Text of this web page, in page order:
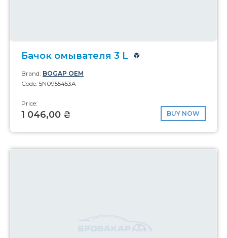
Бачок омывателя 3 L
Brand: BOGAP OEM
Code: 5N0955453A
Price:
1 046,00 ₴ BUY NOW